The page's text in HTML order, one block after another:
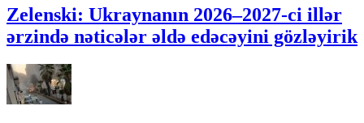
Zelenski: Ukraynanın 2026–2027-ci illər
ərzində nəticələr əldə edəcəyini gözləyirik